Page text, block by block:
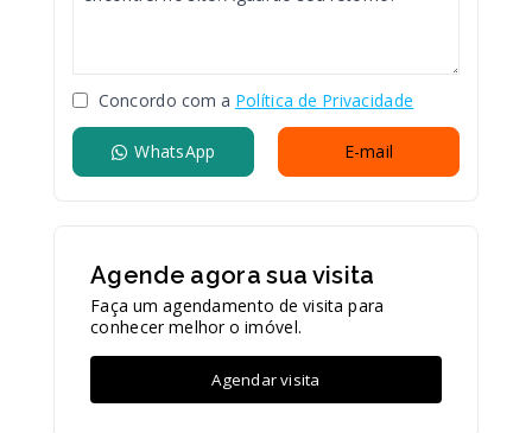
Concordo com a Política de Privacidade
WhatsApp E-mail
Agende agora sua visita
Faça um agendamento de visita para
conhecer melhor o imóvel.
Agendar visita